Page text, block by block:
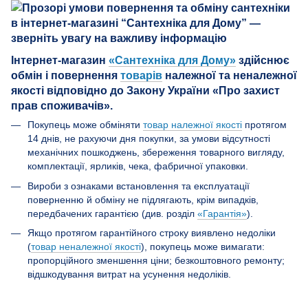
Інтернет-магазин «Сантехніка для Дому» здійснює
обмін і повернення товарів належної та неналежної
якості відповідно до Закону України «Про захист
прав споживачів».
Покупець може обміняти товар належної якості протягом
14 днів, не рахуючи дня покупки, за умови відсутності
механічних пошкоджень, збереження товарного вигляду,
комплектації, ярликів, чека, фабричної упаковки.
Вироби з ознаками встановлення та експлуатації
поверненню й обміну не підлягають, крім випадків,
передбачених гарантією (див. розділ «Гарантія»).
Якщо протягом гарантійного строку виявлено недоліки
(товар неналежної якості), покупець може вимагати:
пропорційного зменшення ціни; безкоштовного ремонту;
відшкодування витрат на усунення недоліків.